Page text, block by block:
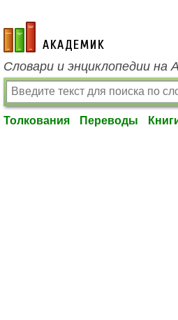
academic.ru
Словари и энциклопедии на
Толкования Переводы